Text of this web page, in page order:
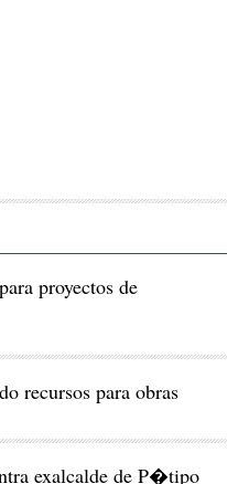
proyectos de
recursos para obras
exalcalde de P�tipo